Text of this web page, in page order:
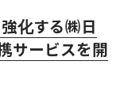
化する㈱日
サービスを開